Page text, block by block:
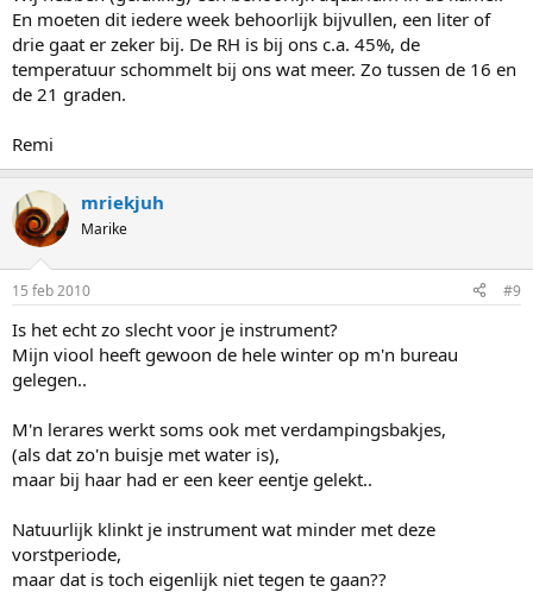
En moeten dit iedere week behoorlijk bijvullen, een liter of
drie gaat er zeker bij. De RH is bij ons c.a. 45%, de
temperatuur schommelt bij ons wat meer. Zo tussen de 16 en
de 21 graden.
Remi
mriekjuh
Marike
15 feb 2010 #9
Is het echt zo slecht voor je instrument?
Mijn viool heeft gewoon de hele winter op m'n bureau
gelegen..
M'n lerares werkt soms ook met verdampingsbakjes,
(als dat zo'n buisje met water is),
maar bij haar had er een keer eentje gelekt..
Natuurlijk klinkt je instrument wat minder met deze
vorstperiode,
maar dat is toch eigenlijk niet tegen te gaan??